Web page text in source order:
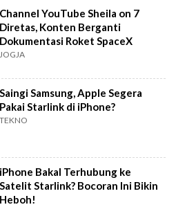
Channel YouTube Sheila on 7
Diretas, Konten Berganti
Dokumentasi Roket SpaceX
JOGJA
Saingi Samsung, Apple Segera
Pakai Starlink di iPhone?
TEKNO
iPhone Bakal Terhubung ke
Satelit Starlink? Bocoran Ini Bikin
Heboh!